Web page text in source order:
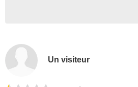
Un visiteur